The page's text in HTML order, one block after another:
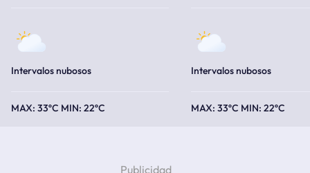
Intervalos nubosos
33ºC 22ºC
Intervalos nubosos
33ºC 22ºC